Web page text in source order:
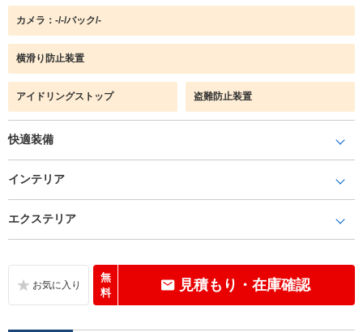
カメラ：-/-/バック/-
横滑り防止装置
アイドリングストップ 盗難防止装置
快適装備
インテリア
エクステリア
無
料
見積もり・在庫確認